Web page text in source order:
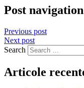
Post navigation
Previous post
Next post
Search
Articole